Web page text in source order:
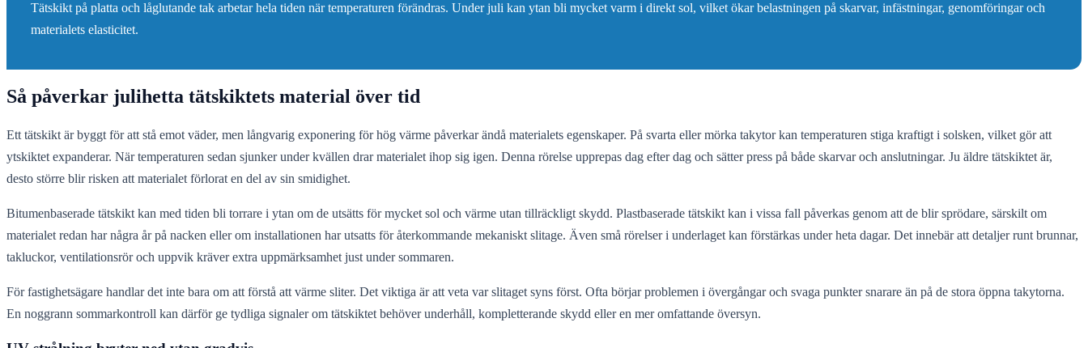
Tätskikt på platta och låglutande tak arbetar hela tiden när temperaturen förändras. Under juli kan ytan bli mycket varm i direkt sol, vilket ökar belastningen på skarvar, infästningar, genomföringar och
materialets elasticitet.
Så påverkar julihetta tätskiktets material över tid
Ett tätskikt är byggt för att stå emot väder, men långvarig exponering för hög värme påverkar ändå materialets egenskaper. På svarta eller mörka takytor kan temperaturen stiga kraftigt i solsken, vilket gör att
ytskiktet expanderar. När temperaturen sedan sjunker under kvällen drar materialet ihop sig igen. Denna rörelse upprepas dag efter dag och sätter press på både skarvar och anslutningar. Ju äldre tätskiktet är,
desto större blir risken att materialet förlorat en del av sin smidighet.
Bitumenbaserade tätskikt kan med tiden bli torrare i ytan om de utsätts för mycket sol och värme utan tillräckligt skydd. Plastbaserade tätskikt kan i vissa fall påverkas genom att de blir sprödare, särskilt om
materialet redan har några år på nacken eller om installationen har utsatts för återkommande mekaniskt slitage. Även små rörelser i underlaget kan förstärkas under heta dagar. Det innebär att detaljer runt brunnar,
takluckor, ventilationsrör och uppvik kräver extra uppmärksamhet just under sommaren.
För fastighetsägare handlar det inte bara om att förstå att värme sliter. Det viktiga är att veta var slitaget syns först. Ofta börjar problemen i övergångar och svaga punkter snarare än på de stora öppna takytorna.
En noggrann sommarkontroll kan därför ge tydliga signaler om tätskiktet behöver underhåll, kompletterande skydd eller en mer omfattande översyn.